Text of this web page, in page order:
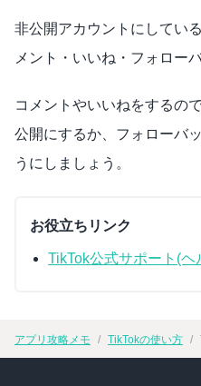
非公開アカウントにしてい
メント・いいね・フォロー
コメントやいいねをするの
公開にするか、フォローバ
うにしましょう。
お役立ちリンク
TikTok公式サポート(ヘ
アプリ攻略メモ TikTokの使い方